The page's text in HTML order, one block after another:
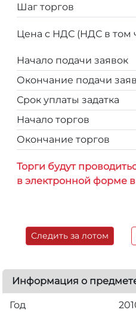
Шаг торгов
Цена с НДС (НДС в том
Начало подачи заявок
Окончание подачи
Срок уплаты задатка
Начало торгов
Окончание торгов
Торги будут
в электронной форме
Следить за лотом
Информация о
Год